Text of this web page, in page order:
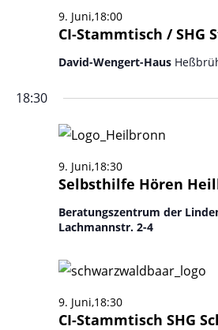
CI-Stammtisch / SHG
9. Juni,18:00
David-Wengert-Haus
18:30
Selbsthilfe Hören
9. Juni,18:30
Beratungszentrum der
Lachmannstr. 2-4
CI-Stammtisch SHG
9. Juni,18:30